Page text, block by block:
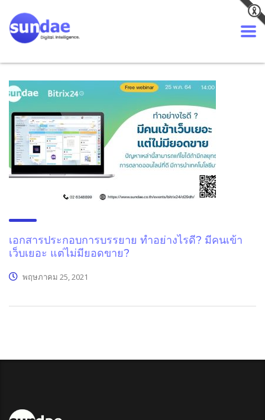
เอกสารประกอบการบรรยาย ทำอย่างไรดี? มีคนเข้า
เว็บเยอะ แต่ไม่มียอดขาย?
พฤษภาคม 25, 2021